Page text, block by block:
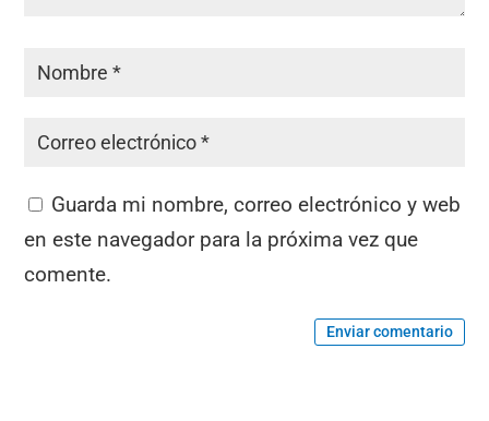
Guarda mi nombre, correo electrónico y web
en este navegador para la próxima vez que
comente.
Enviar comentario